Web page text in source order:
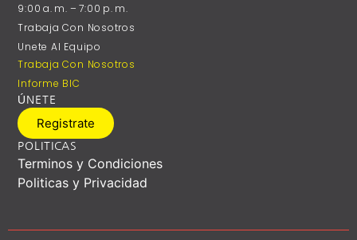
9:00 A. M. – 7:00 P. M.
Trabaja Con Nosotros
Unete Al Equipo
Trabaja Con Nosotros
Informe BIC
ÚNETE
Registrate
POLITICAS
Terminos y Condiciones
Politicas y Privacidad